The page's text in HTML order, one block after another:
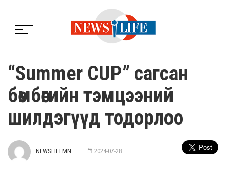
“Summer CUP” сагсан
бөмбөгийн тэмцээний
шилдэгүүд тодорлоо
NEWSLIFEMN 2024-07-28